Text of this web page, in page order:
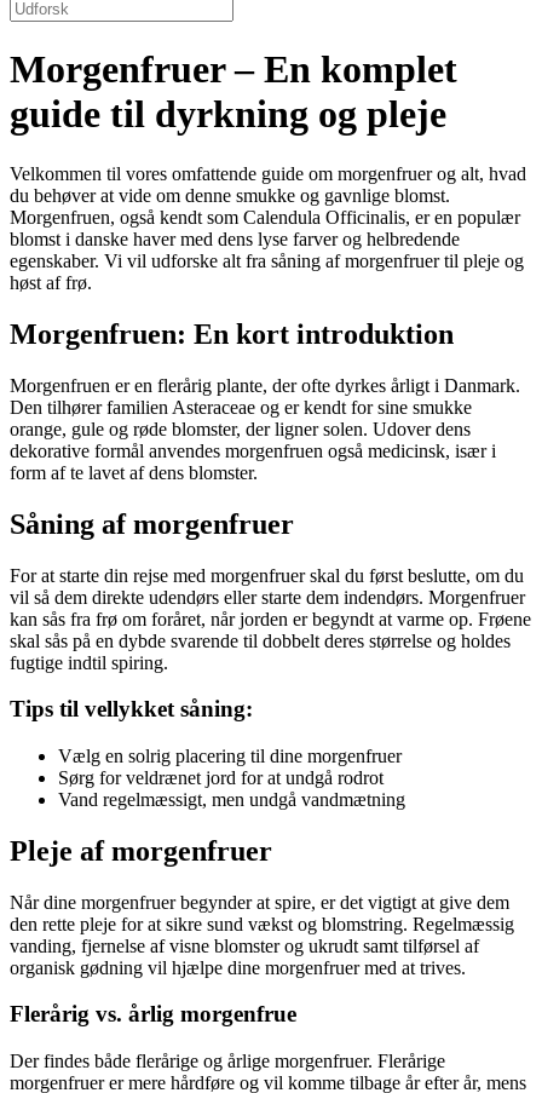
Morgenfruer – En komplet
guide til dyrkning og pleje
Velkommen til vores omfattende guide om morgenfruer og alt, hvad
du behøver at vide om denne smukke og gavnlige blomst.
Morgenfruen, også kendt som Calendula Officinalis, er en populær
blomst i danske haver med dens lyse farver og helbredende
egenskaber. Vi vil udforske alt fra såning af morgenfruer til pleje og
høst af frø.
Morgenfruen: En kort introduktion
Morgenfruen er en flerårig plante, der ofte dyrkes årligt i Danmark.
Den tilhører familien Asteraceae og er kendt for sine smukke
orange, gule og røde blomster, der ligner solen. Udover dens
dekorative formål anvendes morgenfruen også medicinsk, især i
form af te lavet af dens blomster.
Såning af morgenfruer
For at starte din rejse med morgenfruer skal du først beslutte, om du
vil så dem direkte udendørs eller starte dem indendørs. Morgenfruer
kan sås fra frø om foråret, når jorden er begyndt at varme op. Frøene
skal sås på en dybde svarende til dobbelt deres størrelse og holdes
fugtige indtil spiring.
Tips til vellykket såning:
Vælg en solrig placering til dine morgenfruer
Sørg for veldrænet jord for at undgå rodrot
Vand regelmæssigt, men undgå vandmætning
Pleje af morgenfruer
Når dine morgenfruer begynder at spire, er det vigtigt at give dem
den rette pleje for at sikre sund vækst og blomstring. Regelmæssig
vanding, fjernelse af visne blomster og ukrudt samt tilførsel af
organisk gødning vil hjælpe dine morgenfruer med at trives.
Flerårig vs. årlig morgenfrue
Der findes både flerårige og årlige morgenfruer. Flerårige
morgenfruer er mere hårdføre og vil komme tilbage år efter år, mens